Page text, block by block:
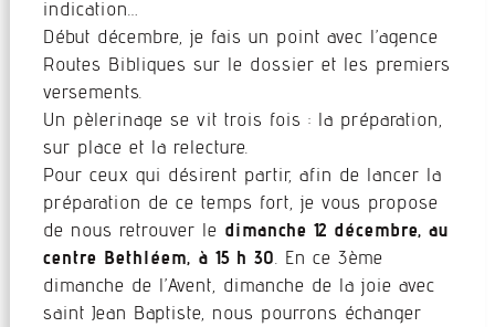
indication…
Début décembre, je fais un point avec l’agence
Routes Bibliques sur le dossier et les premiers
versements.
Un pèlerinage se vit trois fois : la préparation,
sur place et la relecture.
Pour ceux qui désirent partir, afin de lancer la
préparation de ce temps fort, je vous propose
de nous retrouver le dimanche 12 décembre, au
centre Bethléem, à 15 h 30 . En ce 3ème
dimanche de l’Avent, dimanche de la joie avec
saint Jean Baptiste, nous pourrons échanger